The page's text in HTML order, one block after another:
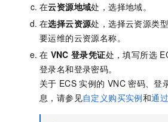
在云资源地域处，选择地域。
在选择云资源处，选择云资源类
要运维的云资源名称。
在 VNC 登录凭证处，填写所选
登录名和登录密码。
关于 ECS 实例的 VNC 密码、登
息，请参见自定义购买实例和通过